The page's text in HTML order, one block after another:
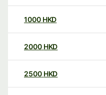
1000 HKD
2000 HKD
2500 HKD